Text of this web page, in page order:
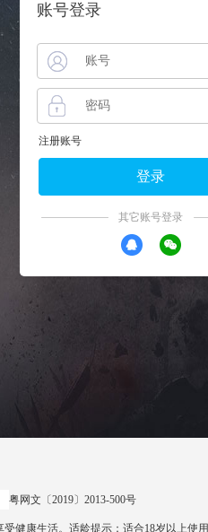
账号登录
注册账号
登录
其它账号登录
粤网文〔2019〕2013-500号
健康生活。适龄提示：适合18岁以上使用